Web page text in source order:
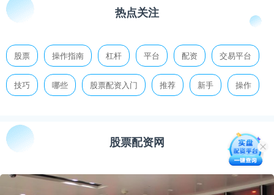
热点关注
股票 操作指南 杠杆 平台 配资 交易平台
技巧 哪些 股票配资入门 推荐 新手 操作
股票配资网